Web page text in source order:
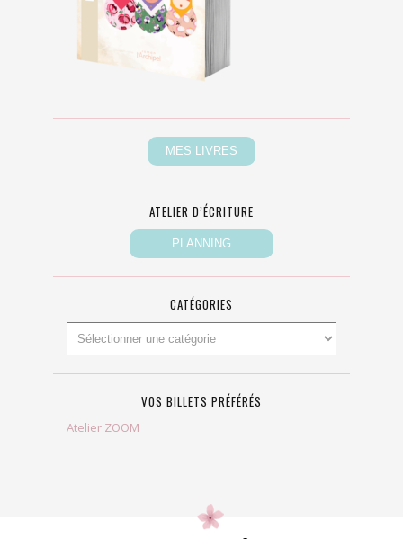
ATELIER D’ÉCRITURE
CATÉGORIES
VOS BILLETS PRÉFÉRÉS
Atelier ZOOM